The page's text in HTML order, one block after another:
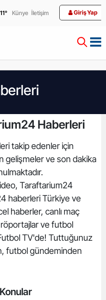
11° Künye İletişim Giriş Yap
Haberleri
takip edenler için
gelişmeler ve son dakika
Taraftarium24
haberleri Türkiye ve
haberler, canlı maç
röportajlar ve futbol
TV'de! Tuttuğunuz
futbol gündeminden